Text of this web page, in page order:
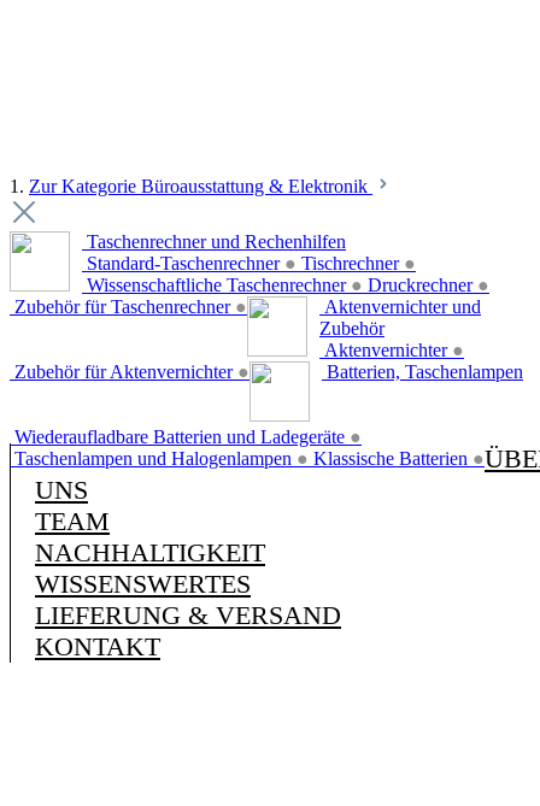
1. Zur Kategorie Büroausstattung & Elektronik
Taschenrechner und Rechenhilfen
Standard-Taschenrechner ● Tischrechner ●
Wissenschaftliche Taschenrechner ● Druckrechner ●
Zubehör für Taschenrechner ●
Aktenvernichter und
Zubehör
Aktenvernichter ●
Zubehör für Aktenvernichter ● Batterien, Taschenlampen
Wiederaufladbare Batterien und Ladegeräte ●
Taschenlampen und Halogenlampen ● Klassische Batterien ●
UNS
TEAM
NACHHALTIGKEIT
WISSENSWERTES
LIEFERUNG & VERSAND
KONTAKT